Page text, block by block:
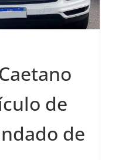
de
de